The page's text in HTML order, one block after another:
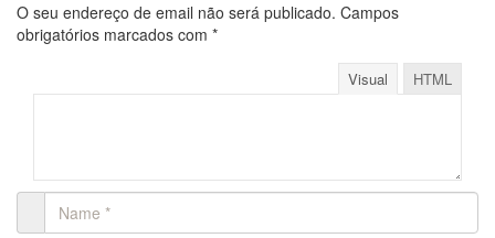
O seu endereço de email não será publicado. Campos
obrigatórios marcados com *
Visual HTML